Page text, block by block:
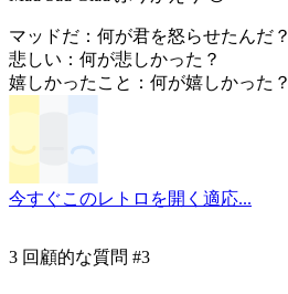
マッドだ：何が君を怒らせたんだ？
悲しい：何が悲しかった？
嬉しかったこと：何が嬉しかった？
今すぐこのレトロを開く 適応...
3 回顧的な質問 #3